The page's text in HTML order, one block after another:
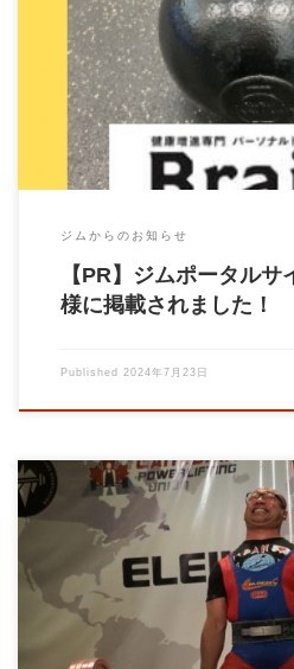
多くの方にBrainを知っていただく
パーソナルトレーニングジムBrain
ジムからのお知らせ
【PR】ジムポータル
様に掲載されました！
Published 2024年7月23日
姿勢不良は転倒や怪我のリスクを高
や骨密度が低下し、姿勢不良になり